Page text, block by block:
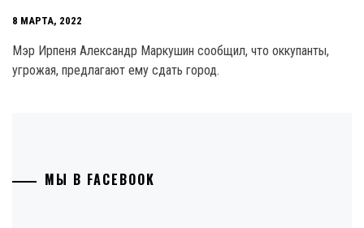
8 МАРТА, 2022
Мэр Ирпеня Александр Маркушин сообщил, что оккупанты,
угрожая, предлагают ему сдать город.
МЫ В FACEBOOK